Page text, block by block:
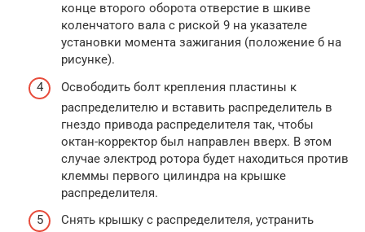
конце второго оборота отверстие в шкиве
коленчатого вала с риской 9 на указателе
установки момента зажигания (положение б на
рисунке).
Освободить болт крепления пластины к
распределителю и вставить распределитель в
гнездо привода распределителя так, чтобы
октан-корректор был направлен вверх. В этом
случае электрод ротора будет находиться против
клеммы первого цилиндра на крышке
распределителя.
Снять крышку с распределителя, устранить